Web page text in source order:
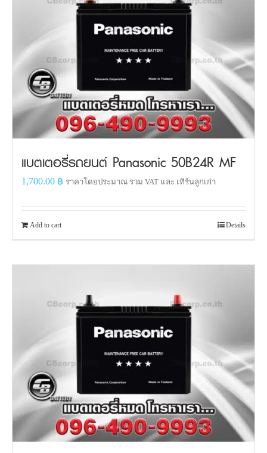
แบตเตอรี่รถยนต์ Panasonic 50B24R MF
1,700.00 ฿ ราคาโดยประมาณ รวม VAT และ เทิร์นลูกเก่า
Add to cart Details